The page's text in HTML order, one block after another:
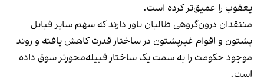
یعقوب را عمیق‌تر کرده است.
منتقدان درون‌گروهی طالبان باور دارند که سهم سایر قبایل
پشتون و اقوام غیرپشتون در ساختار قدرت کاهش یافته و روند
موجود حکومت را به سمت یک ساختار قبیله‌محورتر سوق داده
است.